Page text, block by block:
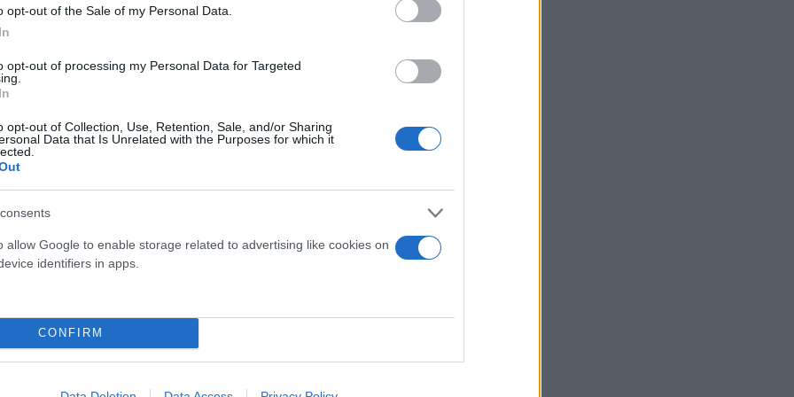
opt-out of the Sale of my Personal Data.
opt-out of processing my Personal Data for Targeted
opt-out of Collection, Use, Retention, Sale, and/or Sharing
Data that Is Unrelated with the Purposes for which it
allow Google to enable storage related to advertising like cookies on
identifiers in apps.
CONFIRM
τους διεκδικητές της ηγεσίας - Με «μέτρο» απαντά ο
πρωτοβουλίες για την ανασύνθεση του
της Κωνσταντοπούλου στην εξεταστική του
Βουλή Ρετζέπ Ταγίπ Ερντογάν